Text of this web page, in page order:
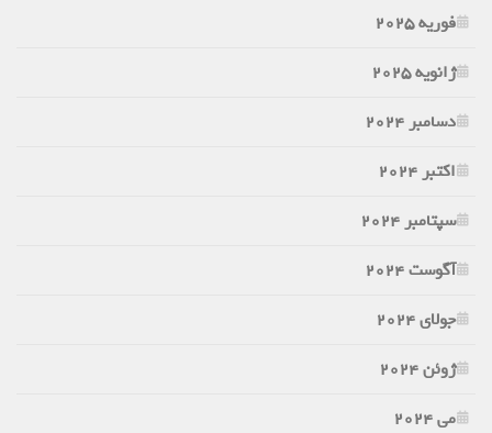
فوریه 2025
ژانویه 2025
دسامبر 2024
اکتبر 2024
سپتامبر 2024
آگوست 2024
جولای 2024
ژوئن 2024
می 2024